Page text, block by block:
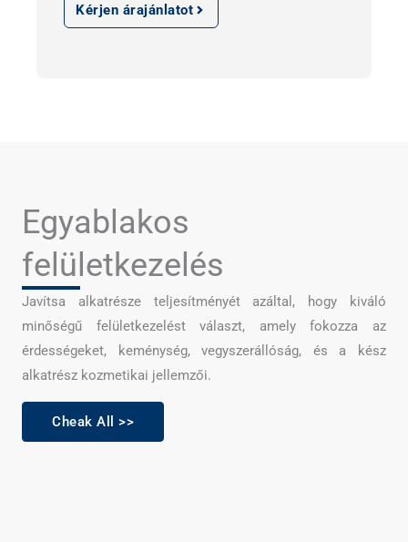
Kérjen árajánlatot
Egyablakos
felületkezelés
Javítsa alkatrésze teljesítményét azáltal, hogy kiváló
minőségű felületkezelést választ, amely fokozza az
érdességeket, keménység, vegyszerállóság, és a kész
alkatrész kozmetikai jellemzői.
Cheak All >>